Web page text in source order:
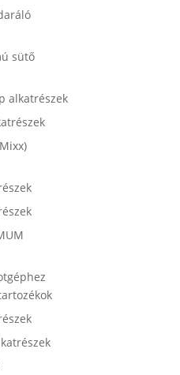
sütő
alkatrészek